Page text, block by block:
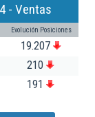
- Ventas
Evolución Posiciones
19.207
210
191